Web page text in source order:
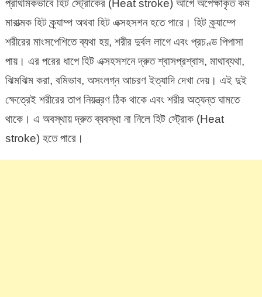
প্রাথমিকভাবে হিট স্ট্রোকের (Heat stroke) আগে অপেক্ষাকৃত কম
মারাত্মক হিট ক্র্যাম্প অথবা হিট এক্সহসশন হতে পারে। হিট ক্র্যাম্পে
শরীরের মাংসপেশিতে ব্যথা হয়, শরীর দুর্বল লাগে এবং প্রচণ্ড পিপাসা
পায়। এর পরের ধাপে হিট এক্সহসশনে দ্রুত শ্বাসপ্রশ্বাস, মাথাব্যথা,
ঝিমঝিম করা, বমিভাব, অসংলগ্ন আচরণ ইত্যাদি দেখা দেয়। এই দুই
ক্ষেত্রেই শরীরের তাপ নিয়ন্ত্রণ ঠিক থাকে এবং শরীর অত্যন্ত ঘামতে
থাকে। এ অবস্থায় দ্রুত ব্যবস্থা না নিলে হিট স্ট্রোক (Heat
stroke) হতে পারে।